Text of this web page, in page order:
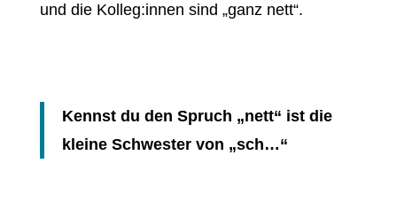
und die Kolleg:innen sind „ganz nett“.
Kennst du den Spruch „nett“ ist die
kleine Schwester von „sch…“